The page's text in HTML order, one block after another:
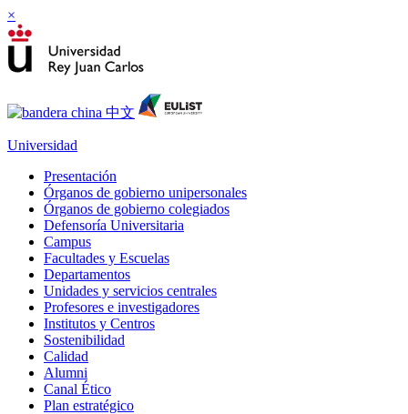
×
Universidad
Presentación
Órganos de gobierno unipersonales
Órganos de gobierno colegiados
Defensoría Universitaria
Campus
Facultades y Escuelas
Departamentos
Unidades y servicios centrales
Profesores e investigadores
Institutos y Centros
Sostenibilidad
Calidad
Alumni
Canal Ético
Plan estratégico